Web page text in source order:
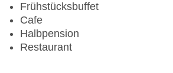
Frühstücksbuffet
Cafe
Halbpension
Restaurant